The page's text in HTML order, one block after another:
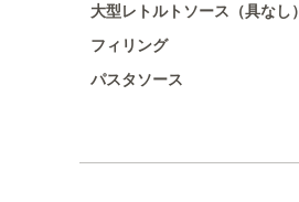
大型レトルトソース（具なし）
フィリング
パスタソース